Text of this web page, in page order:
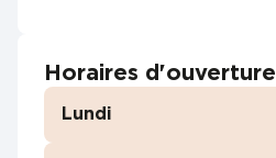
Horaires d'ouverture
Lundi